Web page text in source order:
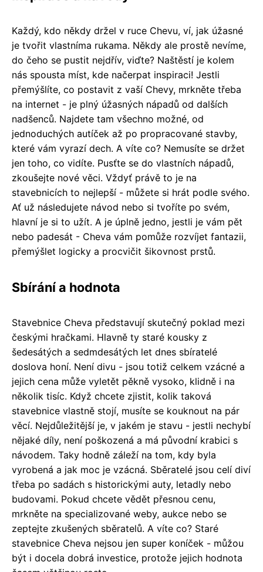
Každý, kdo někdy držel v ruce Chevu, ví, jak úžasné
je tvořit vlastníma rukama. Někdy ale prostě nevíme,
do čeho se pustit nejdřív, viďte? Naštěstí je kolem
nás spousta míst, kde načerpat inspiraci! Jestli
přemýšlíte, co postavit z vaší Chevy, mrkněte třeba
na internet - je plný úžasných nápadů od dalších
nadšenců. Najdete tam všechno možné, od
jednoduchých autíček až po propracované stavby,
které vám vyrazí dech. A víte co? Nemusíte se držet
jen toho, co vidíte. Pusťte se do vlastních nápadů,
zkoušejte nové věci. Vždyť právě to je na
stavebnicích to nejlepší - můžete si hrát podle svého.
Ať už následujete návod nebo si tvoříte po svém,
hlavní je si to užít. A je úplně jedno, jestli je vám pět
nebo padesát - Cheva vám pomůže rozvíjet fantazii,
přemýšlet logicky a procvičit šikovnost prstů.
Sbírání a hodnota
Stavebnice Cheva představují skutečný poklad mezi
českými hračkami. Hlavně ty staré kousky z
šedesátých a sedmdesátých let dnes sbíratelé
doslova honí. Není divu - jsou totiž celkem vzácné a
jejich cena může vyletět pěkně vysoko, klidně i na
několik tisíc. Když chcete zjistit, kolik taková
stavebnice vlastně stojí, musíte se kouknout na pár
věcí. Nejdůležitější je, v jakém je stavu - jestli nechybí
nějaké díly, není poškozená a má původní krabici s
návodem. Taky hodně záleží na tom, kdy byla
vyrobená a jak moc je vzácná. Sběratelé jsou celí diví
třeba po sadách s historickými auty, letadly nebo
budovami. Pokud chcete vědět přesnou cenu,
mrkněte na specializované weby, aukce nebo se
zeptejte zkušených sběratelů. A víte co? Staré
stavebnice Cheva nejsou jen super koníček - můžou
být i docela dobrá investice, protože jejich hodnota